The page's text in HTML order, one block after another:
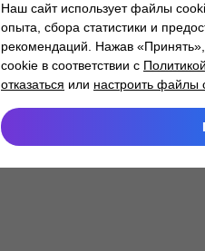
-side exception has occurred
Наш сайт использует файлы
опыта, сбора статистики и
рекомендаций. Нажав
cookie в соответствии с
отказаться или настроить файлы